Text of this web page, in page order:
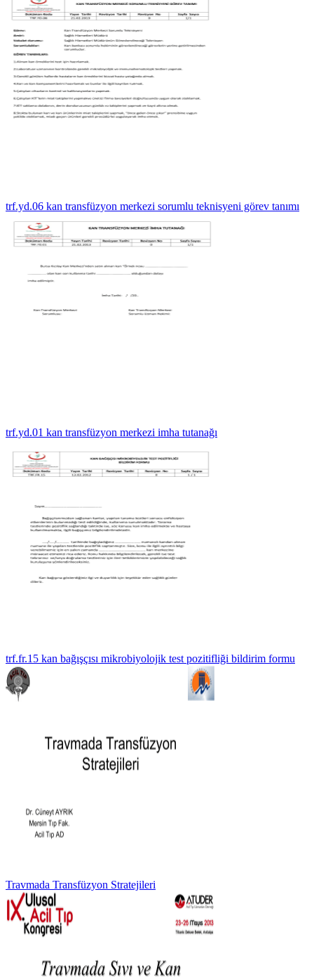
trf.yd.06 kan transfüzyon merkezi sorumlu teknisyeni görev tanımı
trf.yd.01 kan transfüzyon merkezi imha tutanağı
trf.fr.15 kan bağışçısı mikrobiyolojik test pozitifliği bildirim formu
Travmada Transfüzyon Stratejileri